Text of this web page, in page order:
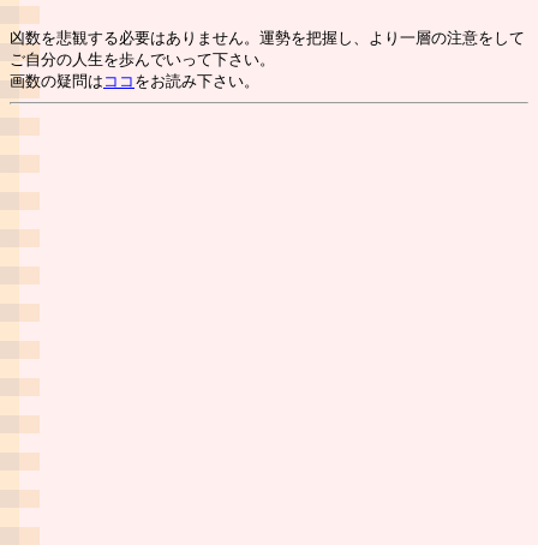
凶数を悲観する必要はありません。運勢を把握し、より一層の注意をして
ご自分の人生を歩んでいって下さい。
画数の疑問は ココ をお読み下さい。